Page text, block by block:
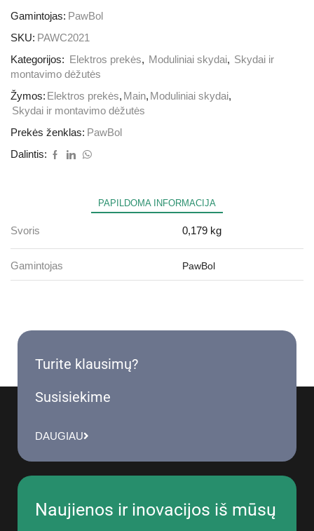
Gamintojas: PawBol
SKU: PAWC2021
Kategorijos:
Elektros prekės, Moduliniai skydai, Skydai ir
montavimo dėžutės
Žymos: Elektros prekės, Main, Moduliniai skydai,
Skydai ir montavimo dėžutės
Prekės ženklas: PawBol
Dalintis:
PAPILDOMA INFORMACIJA
Svoris 0,179 kg
Gamintojas PawBol
Turite klausimų?
Susisiekime
DAUGIAU
Naujienos ir inovacijos iš mūsų